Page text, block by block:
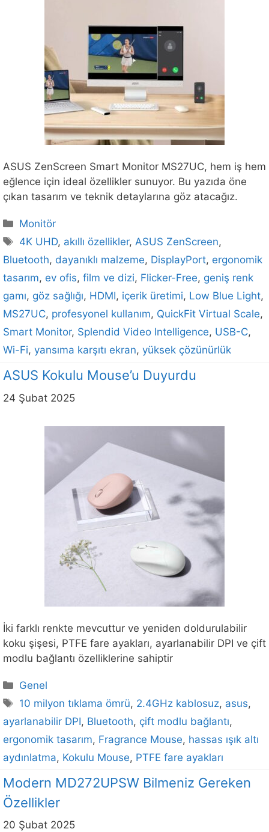
ASUS ZenScreen Smart Monitor MS27UC, hem iş hem
eğlence için ideal özellikler sunuyor. Bu yazıda öne
çıkan tasarım ve teknik detaylarına göz atacağız.
Kategoriler
Monitör
Etiketler
4K UHD, akıllı özellikler,ASUS ZenScreen,
Bluetooth, dayanıklı malzeme, DisplayPort, ergonomik
tasarım, ev ofis, film ve dizi, Flicker-Free, geniş renk
gamı, göz sağlığı, HDMI, içerik üretimi, Low Blue Light,
MS27UC, profesyonel kullanım, QuickFit Virtual Scale,
Smart Monitor, Splendid Video Intelligence, USB-C,
Wi-Fi, yansıma karşıtı ekran, yüksek çözünürlük
ASUS Kokulu Mouse’u Duyurdu
24 Şubat 2025
İki farklı renkte mevcuttur ve yeniden doldurulabilir
koku şişesi, PTFE fare ayakları, ayarlanabilir DPI ve çift
modlu bağlantı özelliklerine sahiptir
Kategoriler
Genel
Etiketler
10 milyon tıklama ömrü, 2.4GHz kablosuz, asus,
ayarlanabilir DPI, Bluetooth, çift modlu bağlantı,
ergonomik tasarım, Fragrance Mouse, hassas ışık altı
aydınlatma, Kokulu Mouse, PTFE fare ayakları
Modern MD272UPSW Bilmeniz Gereken
Özellikler
20 Şubat 2025